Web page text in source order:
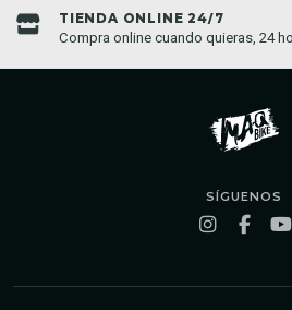
TIENDA ONLINE 24/7
Compra online cuando quieras, 24
SÍGUENOS